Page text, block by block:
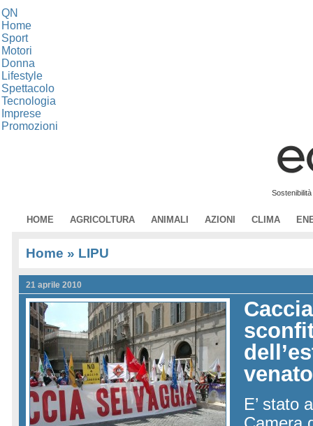
QN
Home
Sport
Motori
Donna
Lifestyle
Spettacolo
Tecnologia
Imprese
Promozioni
HOME AGRICOLTURA ANIMALI AZIONI CLIMA
Home » LIPU
21 aprile 2010
E’ stato